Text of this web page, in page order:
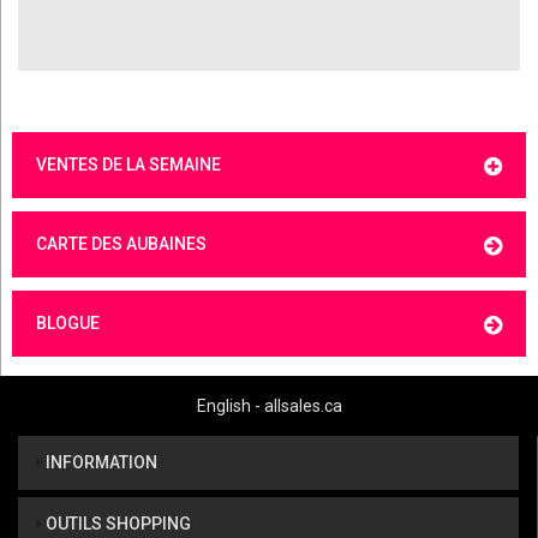
VENTES DE LA SEMAINE
CARTE DES AUBAINES
BLOGUE
English - allsales.ca
INFORMATION
OUTILS SHOPPING